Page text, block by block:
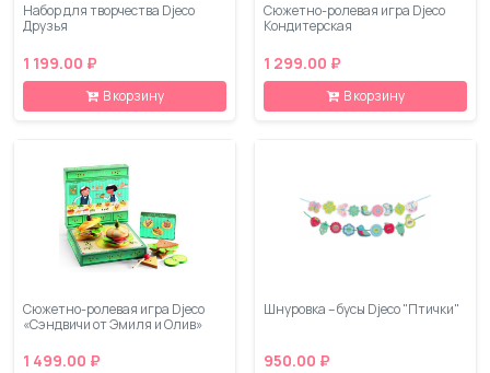
Набор для творчества Djeco
Друзья
1 199.00 ₽
В корзину
Сюжетно-ролевая игра Djeco
Кондитерская
1 299.00 ₽
В корзину
Сюжетно-ролевая игра Djeco
«Сэндвичи от Эмиля и Олив»
1 499.00 ₽
Шнуровка – бусы Djeco "Птички"
950.00 ₽